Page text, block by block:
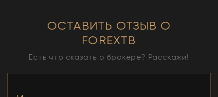
ОСТАВИТЬ ОТЗЫВ О
FOREXTB
Есть что сказать о брокере? Расскажи!